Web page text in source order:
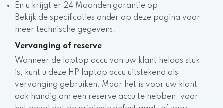
En u krijgt er 24 Maanden garantie op
Bekijk de specificaties onder op deze pagina voor
meer technische gegevens.
Vervanging of reserve
Wanneer de laptop accu van uw klant helaas stuk
is, kunt u deze HP laptop accu uitstekend als
vervanging gebruiken. Maar het is voor uw klant
ook handig om een reserve accu te hebben, voor